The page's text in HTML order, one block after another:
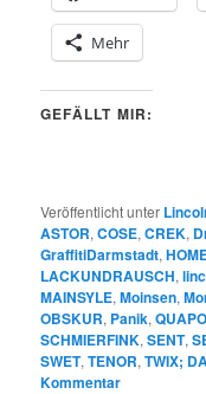
Mehr
GEFÄLLT MIR:
Veröffentlicht unter
ASTOR,COSE,CREK,
GraffitiDarmstadt,
LACKUNDRAUSCH,
MAINSYLE,Moinsen,
OBSKUR, Panik,
SCHMIERFINK,SENT,
SWET,TENOR,TWIX;
Kommentar